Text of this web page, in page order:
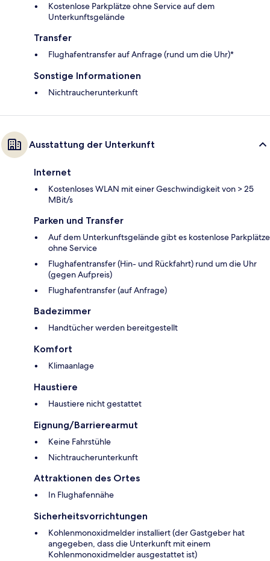
Kostenlose Parkplätze ohne Service auf dem
Unterkunftsgelände
Transfer
Flughafentransfer auf Anfrage (rund um die Uhr)*
Sonstige Informationen
Nichtraucherunterkunft
Ausstattung der Unterkunft
Internet
Kostenloses WLAN mit einer Geschwindigkeit von > 25
MBit/s
Parken und Transfer
Auf dem Unterkunftsgelände gibt es kostenlose Parkplätze
ohne Service
Flughafentransfer (Hin- und Rückfahrt) rund um die Uhr
(gegen Aufpreis)
Flughafentransfer (auf Anfrage)
Badezimmer
Handtücher werden bereitgestellt
Komfort
Klimaanlage
Haustiere
Haustiere nicht gestattet
Eignung/Barrierearmut
Keine Fahrstühle
Nichtraucherunterkunft
Attraktionen des Ortes
In Flughafennähe
Sicherheitsvorrichtungen
Kohlenmonoxidmelder installiert (der Gastgeber hat
angegeben, dass die Unterkunft mit einem
Kohlenmonoxidmelder ausgestattet ist)